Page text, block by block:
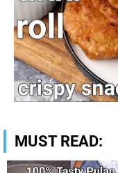
MUST READ: